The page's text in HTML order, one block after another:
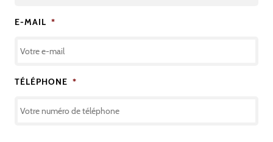
E-MAIL *
TÉLÉPHONE *